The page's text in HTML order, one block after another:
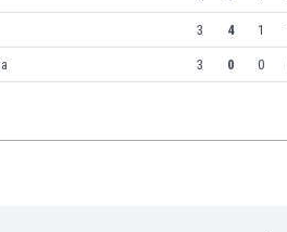
3 4 1
3 0 0